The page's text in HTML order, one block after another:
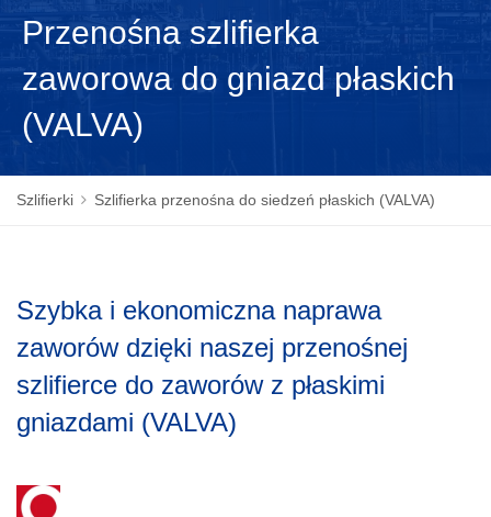
Przenośna szlifierka
zaworowa do gniazd płaskich
(VALVA)
Szlifierki Szlifierka przenośna do siedzeń płaskich (VALVA)
Szybka i ekonomiczna naprawa
zaworów dzięki naszej przenośnej
szlifierce do zaworów z płaskimi
gniazdami (VALVA)